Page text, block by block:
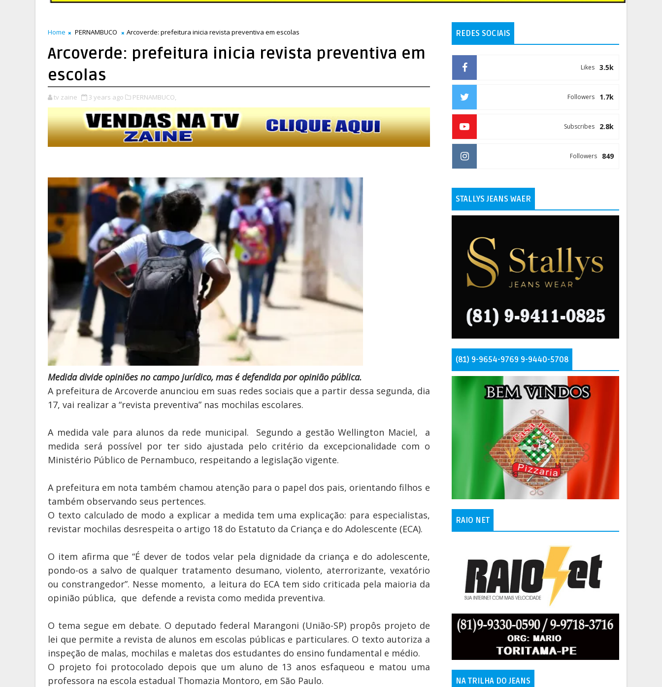
Home PERNAMBUCO Arcoverde: prefeitura inicia revista preventiva em escolas
Arcoverde: prefeitura inicia revista preventiva em
escolas
tv zaine 3 years ago PERNAMBUCO,
Medida divide opiniões no campo jurídico, mas é defendida por opinião pública.
A prefeitura de Arcoverde anunciou em suas redes sociais que a partir dessa segunda, dia
17, vai realizar a “revista preventiva” nas mochilas escolares.
A medida vale para alunos da rede municipal. Segundo a gestão Wellington Maciel, a
medida será possível por ter sido ajustada pelo critério da excepcionalidade com o
Ministério Público de Pernambuco, respeitando a legislação vigente.
A prefeitura em nota também chamou atenção para o papel dos pais, orientando filhos e
também observando seus pertences.
O texto calculado de modo a explicar a medida tem uma explicação: para especialistas,
revistar mochilas desrespeita o artigo 18 do Estatuto da Criança e do Adolescente (ECA).
O item afirma que “É dever de todos velar pela dignidade da criança e do adolescente,
pondo-os a salvo de qualquer tratamento desumano, violento, aterrorizante, vexatório
ou constrangedor”. Nesse momento, a leitura do ECA tem sido criticada pela maioria da
opinião pública, que defende a revista como medida preventiva.
O tema segue em debate. O deputado federal Marangoni (União-SP) propôs projeto de
lei que permite a revista de alunos em escolas públicas e particulares. O texto autoriza a
inspeção de malas, mochilas e maletas dos estudantes do ensino fundamental e médio.
O projeto foi protocolado depois que um aluno de 13 anos esfaqueou e matou uma
professora na escola estadual Thomazia Montoro, em São Paulo.
REDES SOCIAIS
3.5k
Likes
1.7k
Followers
2.8k
Subscribes
849
Followers
STALLYS JEANS WAER
(81) 9-9654-9769 9-9440-5708
RAIO NET
NA TRILHA DO JEANS